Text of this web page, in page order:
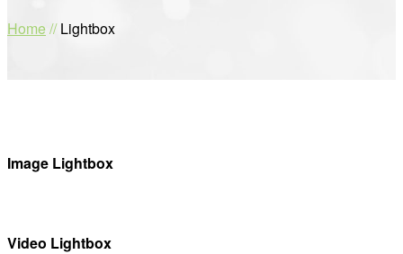
Home //Lightbox
Image Lightbox
Video Lightbox